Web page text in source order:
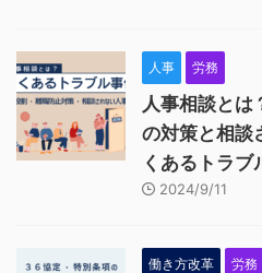
人事 労務
人事相談とは
の対策と相談
くあるトラブ
2024/9/11
働き方改革 労務